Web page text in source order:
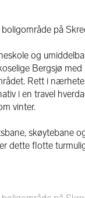
på
og
Bergsjø
Rett i
i en travel
vinter.
skøytebane
dette flotte